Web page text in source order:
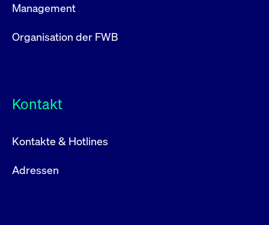
Management
Organisation der FWB
Kontakt
Kontakte & Hotlines
Adressen